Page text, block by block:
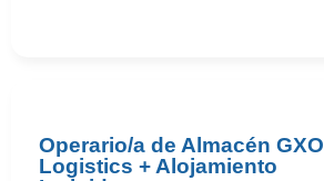
Operario/a de Almacén GXO
Logistics + Alojamiento